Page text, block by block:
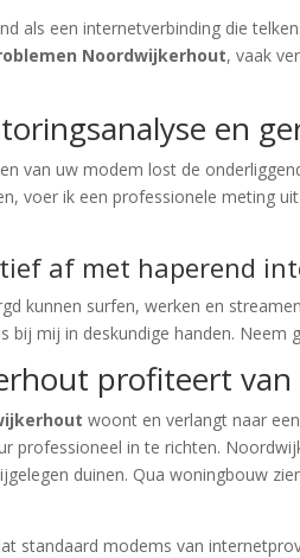
als een internetverbinding die
Noordwijkerhout, vaak
en
van uw modem lost de
voer ik een professionele meting
af met haperend
kunnen surfen, werken en
bij mij in deskundige handen.
profiteert van
woont en verlangt naar
professioneel in te richten.
duinen. Qua woningbouw
standaard modems van